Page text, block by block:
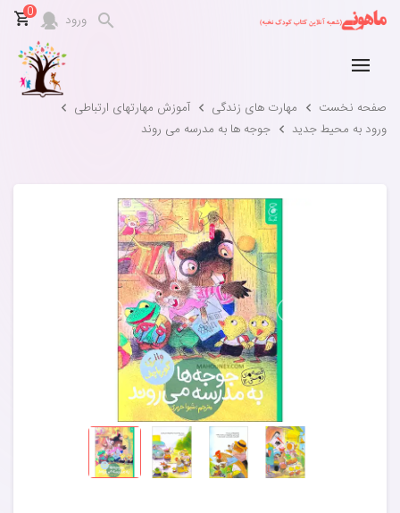
ورود 0
صفحه نخست مهارت های زندگی
آموزش مهارتهای ارتباطی
ورود به محیط جدید
جوجه ها به مدرسه می روند